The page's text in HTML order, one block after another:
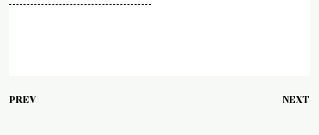
PREV NEXT